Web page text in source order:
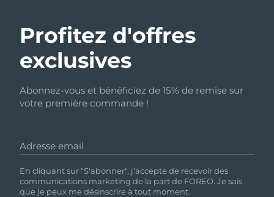
Profitez d'offres
exclusives
Abonnez-vous et bénéficiez de 15% de remise sur
votre première commande !
Adresse email
En cliquant sur "S'abonner", j'accepte de recevoir des
communications marketing de la part de FOREO. Je sais
que je peux me désinscrire à tout moment.